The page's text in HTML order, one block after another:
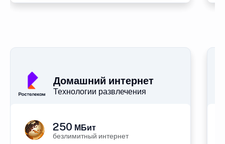
Домашний интернет
Технологии развлечения
250 МБит
безлимитный интернет